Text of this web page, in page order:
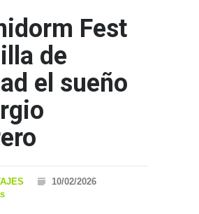
Fest
de
el sueño
10/02/2026